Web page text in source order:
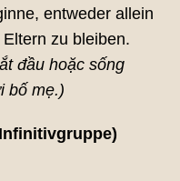
entweder allein
zu bleiben.
đầu hoặc sống
bố mẹ.)